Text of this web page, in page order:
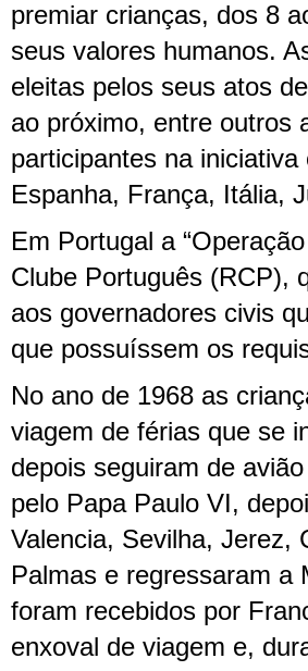
premiar crianças, dos 8
seus valores humanos.
eleitas pelos seus atos
ao próximo, entre outros
participantes na
Espanha, França, Itália,
Em Portugal a
Clube Português (RCP),
aos governadores civis
que possuíssem os
No ano de 1968 as
viagem de férias que se
depois seguiram de
pelo Papa Paulo VI,
Valencia, Sevilha, Jerez,
Palmas e regressaram a
foram recebidos por
enxoval de viagem e,